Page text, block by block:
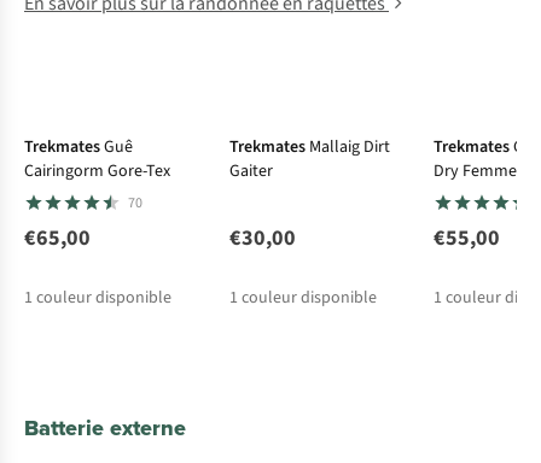
TrekmatesGuê
Cairingorm Gore-Tex
70
€65,00
1 couleur disponible
Trekmates Mallaig Dirt
Gaiter
€30,00
1 couleur disponible
Trekmates
Dry Femme
€55,00
1 couleur
Batterie externe